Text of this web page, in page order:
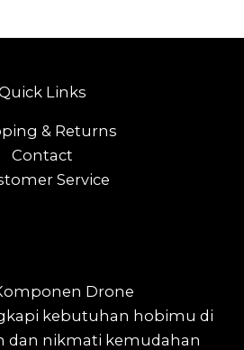
Drone
kebutuhan hobimu di
dan nikmati kemudahan
Links
& Returns
Contact
Service